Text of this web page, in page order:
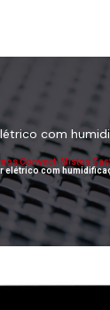
com
Convect. Mistos
elétrico com